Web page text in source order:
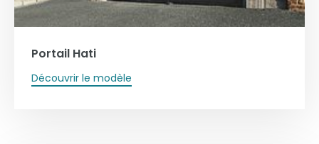
Portail Hati
Découvrir le modèle